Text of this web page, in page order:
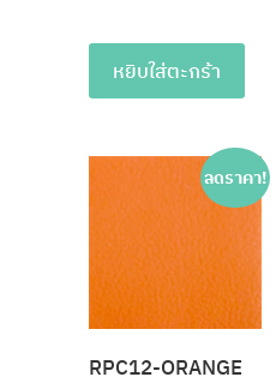
หยิบใส่ตะกร้า
ลดราคา!
RPC12-ORANGE